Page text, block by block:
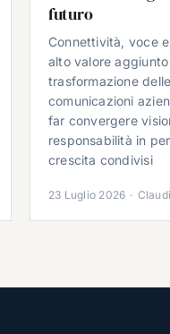
futuro
Connettività, voce
alto valore
trasformazione delle
comunicazioni
far convergere
responsabilità in
crescita condivisi
23 Luglio 2026 ·